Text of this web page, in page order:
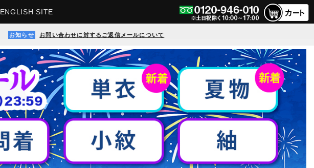
ENGLISH SITE
お知らせ お問い合わせに対するご返信メールについて